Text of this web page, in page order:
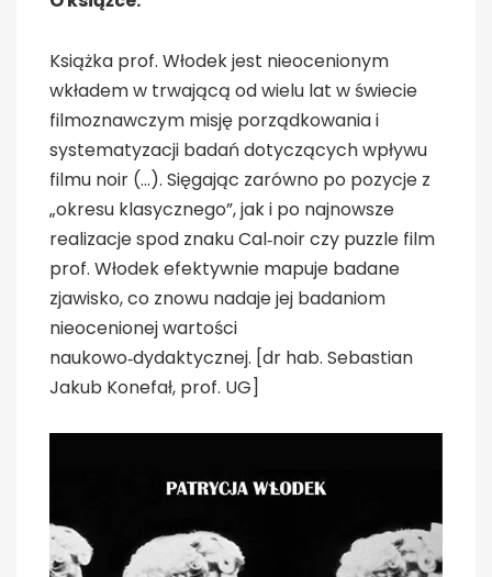
Książka prof. Włodek jest nieocenionym
wkładem w trwającą od wielu lat w świecie
filmoznawczym misję porządkowania i
systematyzacji badań dotyczących wpływu
filmu noir (…). Sięgając zarówno po pozycje z
„okresu klasycznego”, jak i po najnowsze
realizacje spod znaku Cal‑noir czy puzzle film
prof. Włodek efektywnie mapuje badane
zjawisko, co znowu nadaje jej badaniom
nieocenionej wartości
naukowo‑dydaktycznej. [dr hab. Sebastian
Jakub Konefał, prof. UG]